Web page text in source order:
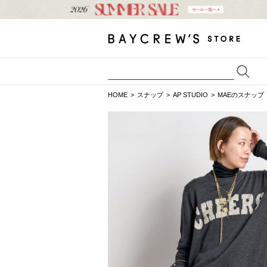
HOME スナップ AP STUDIO MAEのスナップ